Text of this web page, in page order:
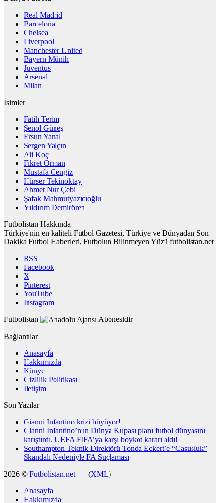
Real Madrid
Barcelona
Chelsea
Liverpool
Manchester United
Bayern Münih
Juventus
Arsenal
Milan
İsimler
Fatih Terim
Şenol Güneş
Ersun Yanal
Sergen Yalçın
Ali Koç
Fikret Orman
Mustafa Cengiz
Hürser Tekinoktay
Ahmet Nur Çebi
Şafak Mahmutyazıcıoğlu
Yıldırım Demirören
Futbolistan Hakkında
Türkiye'nin en kaliteli Futbol Gazetesi, Türkiye ve Dünyadan Son
Dakika Futbol Haberleri, Futbolun Bilinmeyen Yüzü futbolistan.net
RSS
Facebook
X
Pinterest
YouTube
Instagram
Futbolistan
Abonesidir
Bağlantılar
Anasayfa
Hakkımızda
Künye
Gizlilik Politikası
İletişim
Son Yazılar
Gianni Infantino krizi büyüyor!
Gianni Infantino’nun Dünya Kupası planı futbol dünyasını
karıştırdı. UEFA FIFA’ya karşı boykot kararı aldı!
Southampton Teknik Direktörü Tonda Eckert’e “Casusluk”
Skandalı Nedeniyle FA Suçlaması
2026 © Futbolistan.net | (XML)
Anasayfa
Hakkımızda